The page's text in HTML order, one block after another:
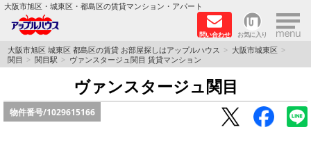
大阪市旭区・城東区・都島区の賃貸マンション・アパート
問い合わせ お気に入り ×
TOPページ
シャーメゾン
路線·駅から探す
大阪市旭区 城東区 都島区の賃貸 お部屋探しはアップルハウス
大阪市城東区
関目
関目駅 ヴァンスタージュ関目 賃貸マンション
ヴァンスタージュ関目
物件番号/1029615166